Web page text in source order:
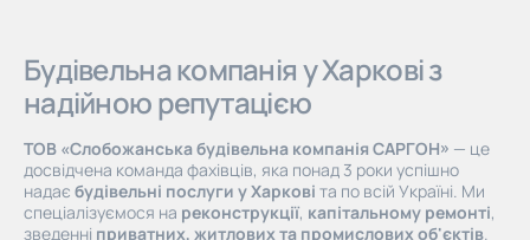
Будівельна компанія у Харкові з
надійною репутацією
ТОВ «Слобожанська будівельна компанія САРГОН» — це
досвідчена команда фахівців, яка понад 3 роки успішно
надає будівельні послуги у Харкові та по всій Україні. Ми
спеціалізуємося на реконструкції, капітальному ремонті,
зведенні приватних, житлових та промислових об'єктів.